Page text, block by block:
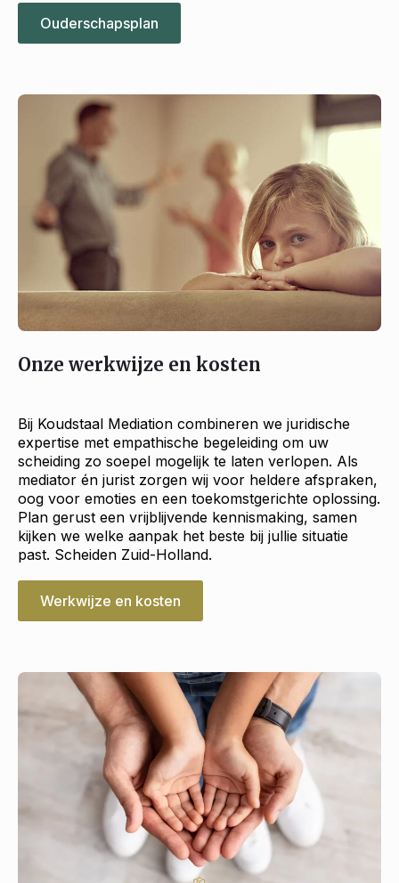
Ouderschapsplan
Onze werkwijze en kosten
Bij Koudstaal Mediation combineren we juridische
expertise met empathische begeleiding om uw
scheiding zo soepel mogelijk te laten verlopen. Als
mediator én jurist zorgen wij voor heldere afspraken,
oog voor emoties en een toekomstgerichte oplossing.
Plan gerust een vrijblijvende kennismaking, samen
kijken we welke aanpak het beste bij jullie situatie
past. Scheiden Zuid-Holland.
Werkwijze en kosten